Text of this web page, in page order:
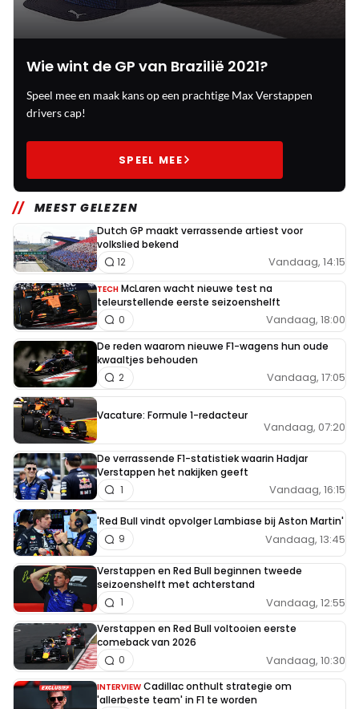
Wie wint de GP van Brazilië 2021?
Speel mee en maak kans op een prachtige Max Verstappen
drivers cap!
SPEEL MEE
MEEST GELEZEN
Dutch GP maakt verrassende artiest voor
volkslied bekend
Vandaag, 14:15
12
TECH McLaren wacht nieuwe test na
teleurstellende eerste seizoenshelft
Vandaag, 18:00
0
De reden waarom nieuwe F1-wagens hun oude
kwaaltjes behouden
Vandaag, 17:05
2
Vacature: Formule 1-redacteur
Vandaag, 07:20
De verrassende F1-statistiek waarin Hadjar
Verstappen het nakijken geeft
Vandaag, 16:15
1
'Red Bull vindt opvolger Lambiase bij Aston Martin'
Vandaag, 13:45
9
Verstappen en Red Bull beginnen tweede
seizoenshelft met achterstand
Vandaag, 12:55
1
Verstappen en Red Bull voltooien eerste
comeback van 2026
Vandaag, 10:30
0
INTERVIEW Cadillac onthult strategie om
'allerbeste team' in F1 te worden